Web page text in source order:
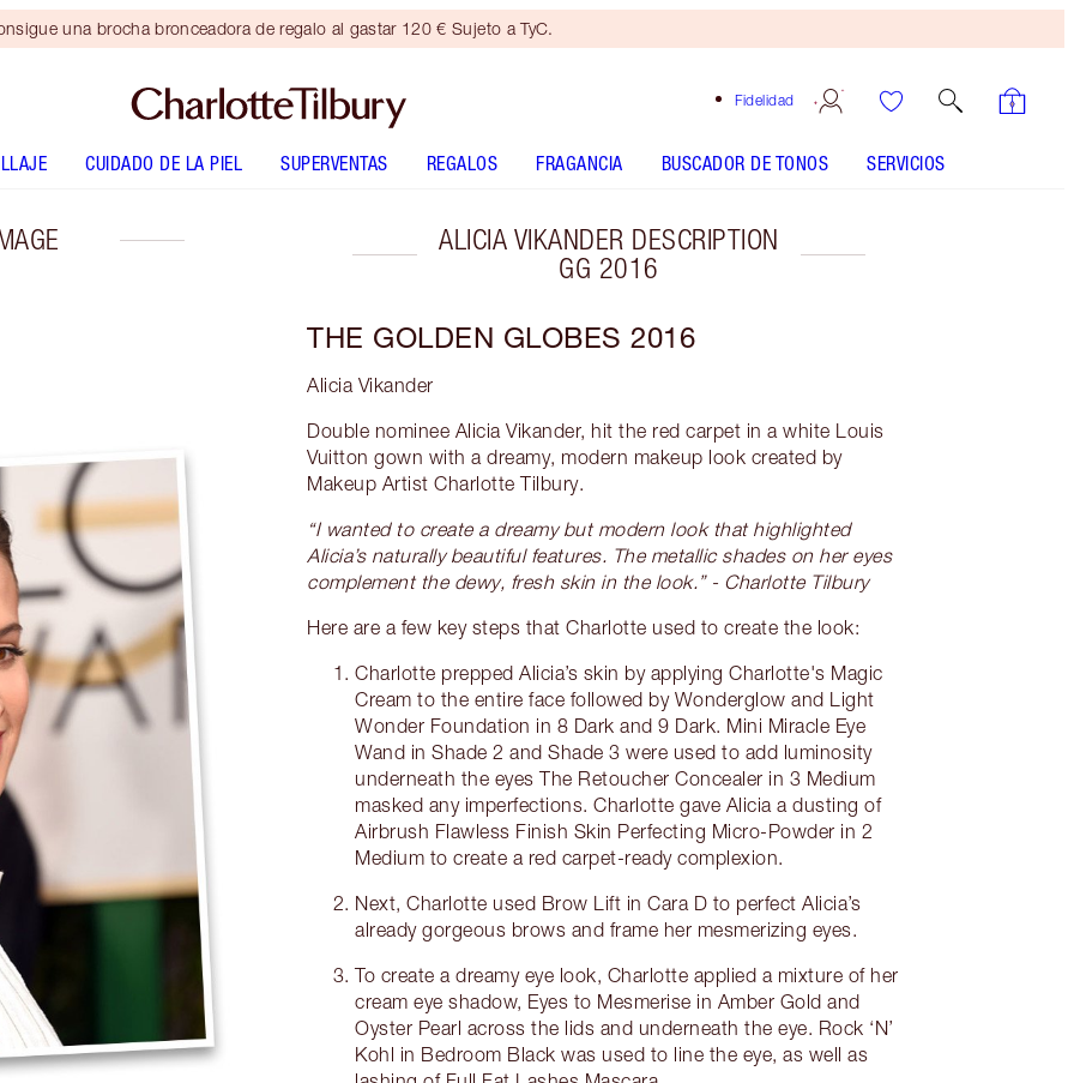
una brocha bronceadora de regalo al gastar 120 € Sujeto a TyC.
Fidelidad
CUIDADO DE LA PIEL SUPERVENTAS REGALOS FRAGANCIA BUSCADOR DE TONOS SERVICIOS
ALICIA VIKANDER DESCRIPTION
GG 2016
THE GOLDEN GLOBES 2016
Alicia Vikander
Double nominee Alicia Vikander, hit the red carpet in a white Louis
Vuitton gown with a dreamy, modern makeup look created by
Makeup Artist Charlotte Tilbury.
“I wanted to create a dreamy but modern look that highlighted
Alicia’s naturally beautiful features. The metallic shades on her eyes
complement the dewy, fresh skin in the look.” - Charlotte Tilbury
Here are a few key steps that Charlotte used to create the look:
Charlotte prepped Alicia’s skin by applying Charlotte's Magic
Cream to the entire face followed by Wonderglow and Light
Wonder Foundation in 8 Dark and 9 Dark. Mini Miracle Eye
Wand in Shade 2 and Shade 3 were used to add luminosity
underneath the eyes The Retoucher Concealer in 3 Medium
masked any imperfections. Charlotte gave Alicia a dusting of
Airbrush Flawless Finish Skin Perfecting Micro-Powder in 2
Medium to create a red carpet-ready complexion.
Next, Charlotte used Brow Lift in Cara D to perfect Alicia’s
already gorgeous brows and frame her mesmerizing eyes.
To create a dreamy eye look, Charlotte applied a mixture of her
cream eye shadow, Eyes to Mesmerise in Amber Gold and
Oyster Pearl across the lids and underneath the eye. Rock ‘N’
Kohl in Bedroom Black was used to line the eye, as well as